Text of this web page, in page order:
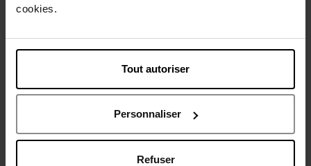
cookies.
Tout autoriser
Personnaliser
Refuser
Bientôt disponible